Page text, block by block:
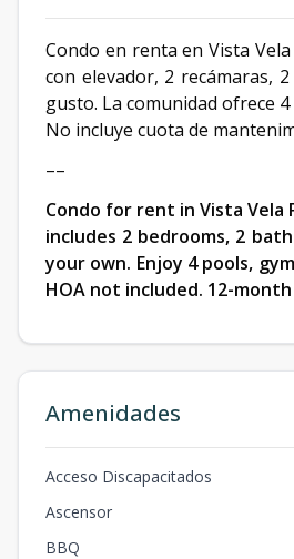
Condo en renta en Vista
con elevador, 2 recámaras,
gusto. La comunidad ofrece
No incluye cuota de
––
Condo for rent in Vista Vela
includes 2 bedrooms, 2
your own. Enjoy 4 pools,
HOA not included. 12-
Amenidades
Acceso Discapacitados
Ascensor
BBQ